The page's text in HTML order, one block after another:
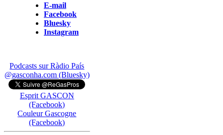
E-mail
Facebook
Bluesky
Instagram
Podcasts sur Ràdio País
@gasconha.com (Bluesky)
Esprit GASCON
(Facebook)
Couleur Gascogne
(Facebook)